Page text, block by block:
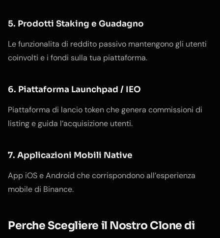
5. Prodotti Staking e Guadagno
Le funzionalita di reddito passivo mantengono gli utenti
coinvolti e i fondi sulla tua piattaforma.
6. Piattaforma Launchpad / IEO
Piattaforma di lancio token che genera commissioni di
listing e guida l’acquisizione utenti.
7. Applicazioni Mobili Native
App iOS e Android che corrispondono all’esperienza
mobile di Binance.
Perche Scegliere il Nostro Clone di